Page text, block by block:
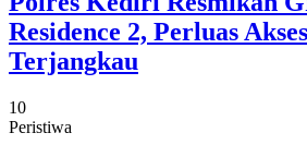
Residence 2, Perluas
Terjangkau
10
Peristiwa